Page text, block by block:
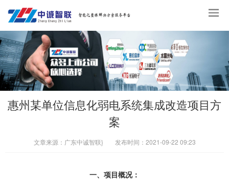
惠州某单位信息化弱电系统集成改造项目方
案
文章来源： 广东中诚智联} 发布时间： 2021-09-22 09:23
一、项目概况：